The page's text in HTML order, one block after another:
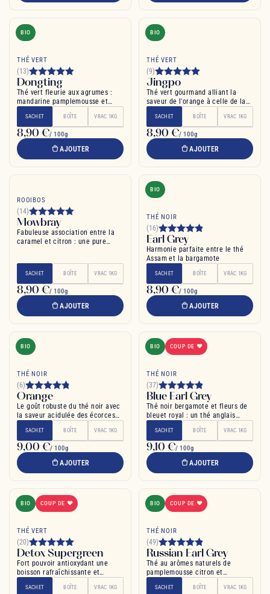
BIO
THÉ VERT
(13)
Dongting
Thé vert fleurie aux agrumes :
mandarine pamplemousse et
SACHET BOÎTE VRAC 1KG
8,90 €/ 100g
AJOUTER
BIO
THÉ VERT
(9)
Jingpo
Thé vert gourmand alliant la
saveur de l'orange à celle de la
SACHET BOÎTE VRAC 1KG
8,90 €/ 100g
AJOUTER
ROOIBOS
(14)
Mowbray
Fabuleuse association entre la
caramel et citron : une pure
SACHET BOÎTE VRAC 1KG
8,90 €/ 100g
AJOUTER
BIO
THÉ NOIR
(16)
Earl Grey
Harmonie parfaite entre le thé
Assam et la bargamote
SACHET BOÎTE VRAC 1KG
8,90 €/ 100g
AJOUTER
BIO
THÉ NOIR
(6)
Orange
Le goût robuste du thé noir avec
la saveur acidulée des écorces
SACHET BOÎTE VRAC 1KG
9,00 €/ 100g
AJOUTER
BIO COUP DE ❤
THÉ NOIR
(37)
Blue Earl Grey
Thé noir bergamote et fleurs de
bleuet royal : un thé anglais
SACHET BOÎTE VRAC 1KG
9,10 €/ 100g
AJOUTER
BIO COUP DE ❤
THÉ VERT
(20)
Detox Supergreen
Fort pouvoir antioxydant une
boisson rafraîchissante et
SACHET BOÎTE VRAC 1KG
BIO COUP DE ❤
THÉ NOIR
(49)
Russian Earl Grey
Thé au arômes naturels de
pamplemousse citron et
SACHET BOÎTE VRAC 1KG